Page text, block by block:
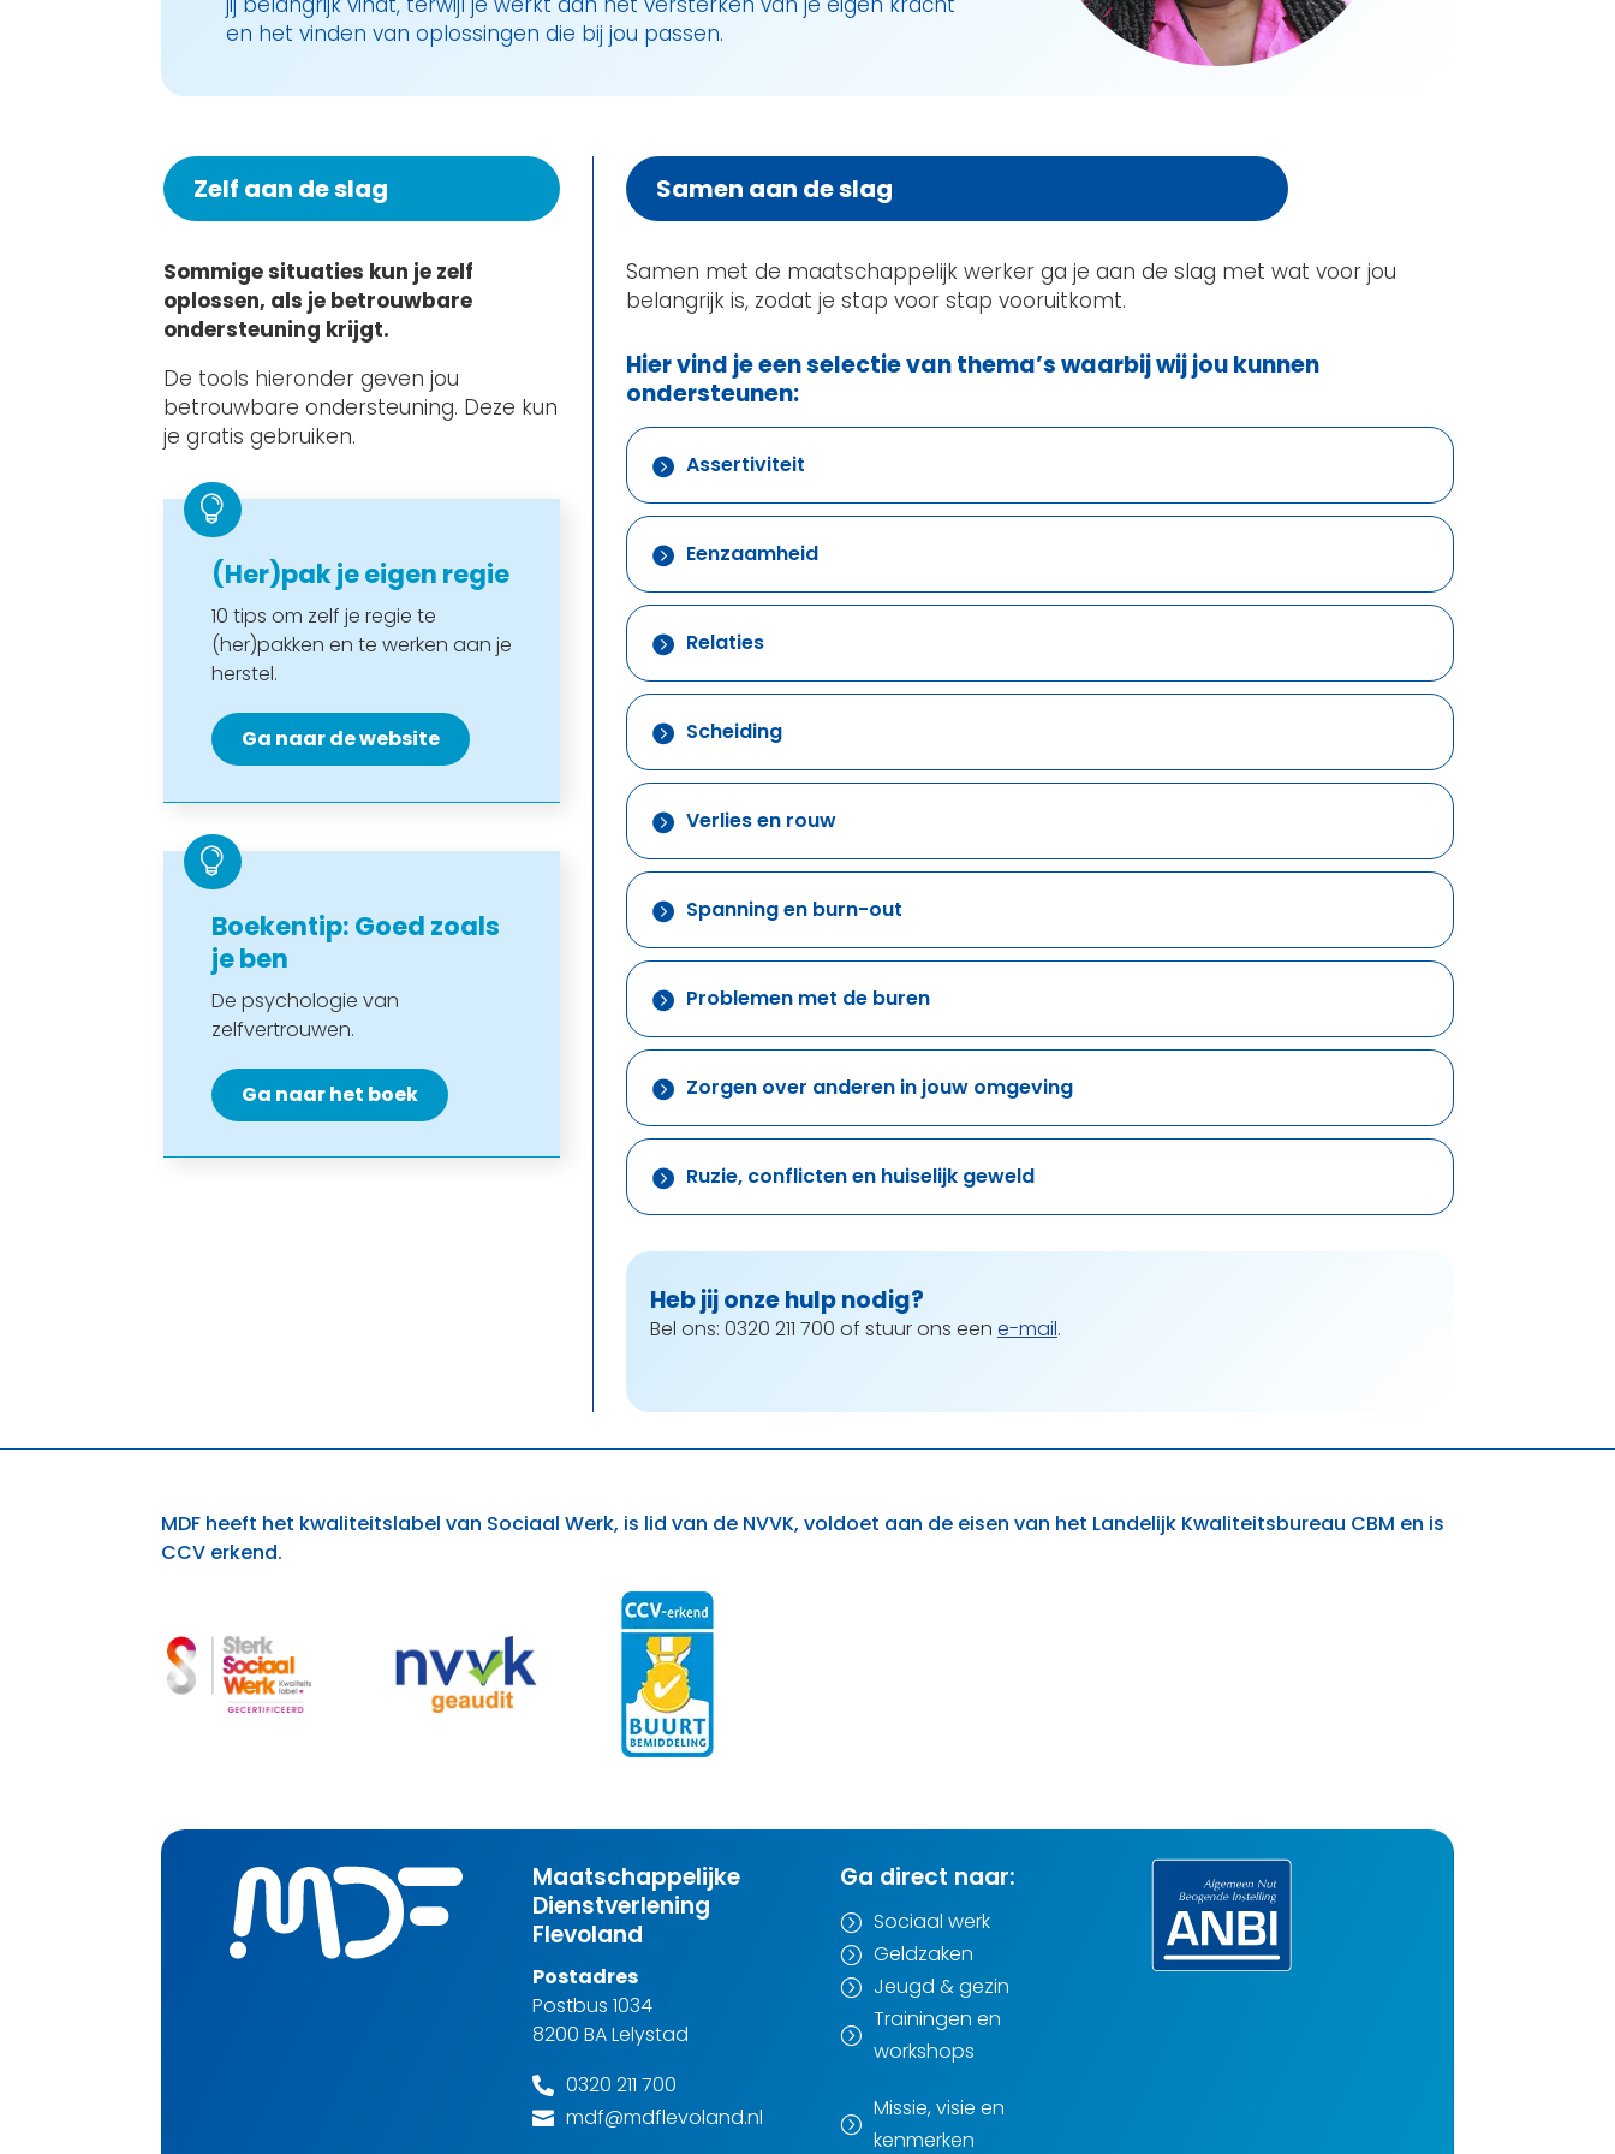
en het vinden van oplossingen die bij jou passen.
Zelf aan de slag
Sommige situaties kun je zelf
oplossen, als je betrouwbare
ondersteuning krijgt.
De tools hieronder geven jou
betrouwbare ondersteuning. Deze kun
je gratis gebruiken.

(Her)pak je eigen regie
10 tips om zelf je regie te
(her)pakken en te werken aan je
herstel.
Ga naar de website

Boekentip: Goed zoals
je ben
De psychologie van
zelfvertrouwen.
Ga naar het boek
Samen aan de slag
Samen met de maatschappelijk werker ga je aan de slag met wat voor jou
belangrijk is, zodat je stap voor stap vooruitkomt.
Hier vind je een selectie van thema’s waarbij wij jou kunnen
ondersteunen:
 Assertiviteit
 Eenzaamheid
 Relaties
 Scheiding
 Verlies en rouw
 Spanning en burn-out
 Problemen met de buren
 Zorgen over anderen in jouw omgeving
 Ruzie, conflicten en huiselijk geweld
Heb jij onze hulp nodig?
Bel ons: 0320 211 700 of stuur ons een e-mail.
MDF heeft het kwaliteitslabel van Sociaal Werk, is lid van de NVVK, voldoet aan de eisen van het Landelijk Kwaliteitsbureau CBM en is
CCV erkend.
Maatschappelijke
Dienstverlening
Flevoland
Postadres
Postbus 1034
8200 BA Lelystad
 0320 211 700
 mdf@mdflevoland.nl
Ga direct naar:
= Sociaal werk
= Geldzaken
= Jeugd & gezin
=
Trainingen en
workshops
=
Missie, visie en
kenmerken